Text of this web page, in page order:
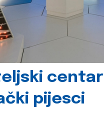
centar
pijesci